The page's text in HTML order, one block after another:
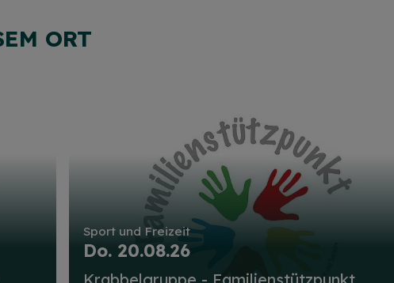
ORT
Sport und Freizeit
Do. 20.08.26